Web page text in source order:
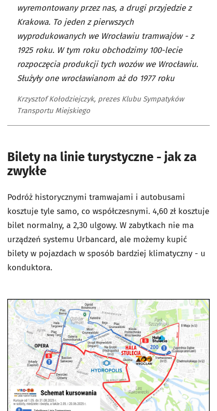
wyremontowany przez nas, a drugi przyjedzie z
Krakowa. To jeden z pierwszych
wyprodukowanych we Wrocławiu tramwajów - z
1925 roku. W tym roku obchodzimy 100-lecie
rozpoczęcia produkcji tych wozów we Wrocławiu.
Służyły one wrocławianom aż do 1977 roku
Krzysztof Kołodziejczyk, prezes Klubu Sympatyków
Transportu Miejskiego
Bilety na linie turystyczne - jak za
zwykłe
Podróż historycznymi tramwajami i autobusami
kosztuje tyle samo, co współczesnymi. 4,60 zł kosztuje
bilet normalny, a 2,30 ulgowy. W zabytkach nie ma
urządzeń systemu Urbancard, ale możemy kupić
bilety w pojazdach w sposób bardziej klimatyczny - u
konduktora.